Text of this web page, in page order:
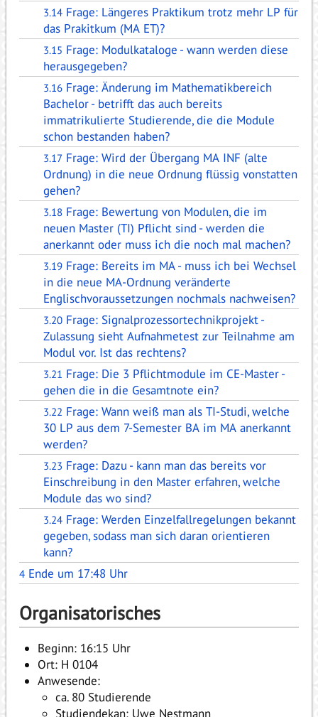
3.14 Frage: Längeres Praktikum trotz mehr LP für
das Prakitkum (MA ET)?
3.15 Frage: Modulkataloge - wann werden diese
herausgegeben?
3.16 Frage: Änderung im Mathematikbereich
Bachelor - betrifft das auch bereits
immatrikulierte Studierende, die die Module
schon bestanden haben?
3.17 Frage: Wird der Übergang MA INF (alte
Ordnung) in die neue Ordnung flüssig vonstatten
gehen?
3.18 Frage: Bewertung von Modulen, die im
neuen Master (TI) Pflicht sind - werden die
anerkannt oder muss ich die noch mal machen?
3.19 Frage: Bereits im MA - muss ich bei Wechsel
in die neue MA-Ordnung veränderte
Englischvoraussetzungen nochmals nachweisen?
3.20 Frage: Signalprozessortechnikprojekt -
Zulassung sieht Aufnahmetest zur Teilnahme am
Modul vor. Ist das rechtens?
3.21 Frage: Die 3 Pflichtmodule im CE-Master -
gehen die in die Gesamtnote ein?
3.22 Frage: Wann weiß man als TI-Studi, welche
30 LP aus dem 7-Semester BA im MA anerkannt
werden?
3.23 Frage: Dazu - kann man das bereits vor
Einschreibung in den Master erfahren, welche
Module das wo sind?
3.24 Frage: Werden Einzelfallregelungen bekannt
gegeben, sodass man sich daran orientieren
kann?
4 Ende um 17:48 Uhr
Organisatorisches
Beginn: 16:15 Uhr
Ort: H 0104
Anwesende:
ca. 80 Studierende
Studiendekan: Uwe Nestmann